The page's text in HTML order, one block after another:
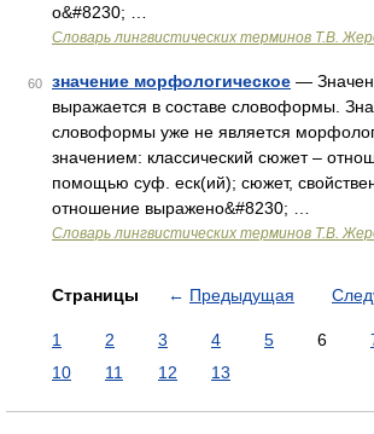
о&#8230; …
Словарь лингвистических терминов Т.В.
60 значение морфологическое —
выражается в составе словоформы.
словоформы уже не является
значением: классический сюжет –
помощью суф. еск(ий); сюжет,
отношение выражено&#8230; …
Словарь лингвистических терминов Т.В.
Страницы ← Предыдущая
1 2 3 4 5 6
10
11 12 13